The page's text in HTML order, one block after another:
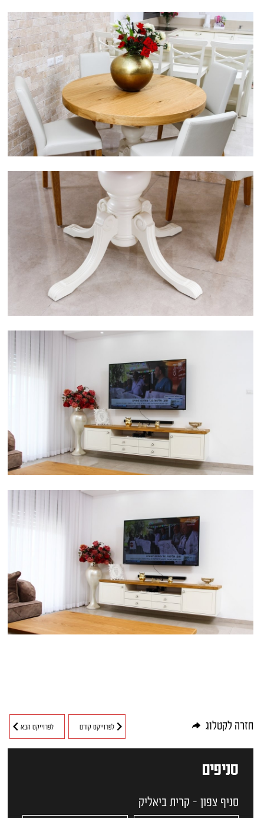
חזרה לקטלוג לפרוייקט קודם לפרוייקט הבא
סניפים
סניף צפון - קרית ביאליק